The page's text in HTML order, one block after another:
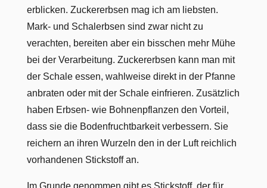
erblicken. Zuckererbsen mag ich am liebsten.
Mark- und Schalerbsen sind zwar nicht zu
verachten, bereiten aber ein bisschen mehr Mühe
bei der Verarbeitung. Zuckererbsen kann man mit
der Schale essen, wahlweise direkt in der Pfanne
anbraten oder mit der Schale einfrieren. Zusätzlich
haben Erbsen- wie Bohnenpflanzen den Vorteil,
dass sie die Bodenfruchtbarkeit verbessern. Sie
reichern an ihren Wurzeln den in der Luft reichlich
vorhandenen Stickstoff an.
Im Grunde genommen gibt es Stickstoff, der für